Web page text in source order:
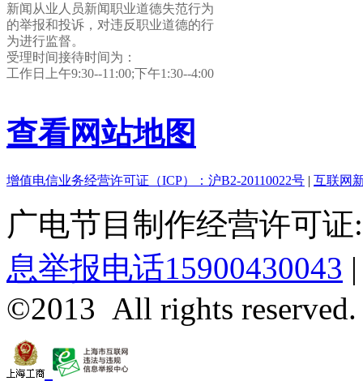
新闻从业人员新闻职业道德失范行为
的举报和投诉，对违反职业道德的行
为进行监督。
受理时间接待时间为：
工作日上午9:30--11:00;下午1:30--4:00
查看网站地图
增值电信业务经营许可证（ICP）：沪B2-20110022号 互联网
广电节目制作经营许可
息举报电话15900430043
©2013 All rights reserved.